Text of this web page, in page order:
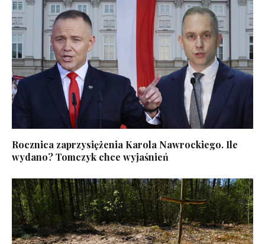
Rocznica zaprzysiężenia Karola Nawrockiego. Ile
wydano? Tomczyk chce wyjaśnień